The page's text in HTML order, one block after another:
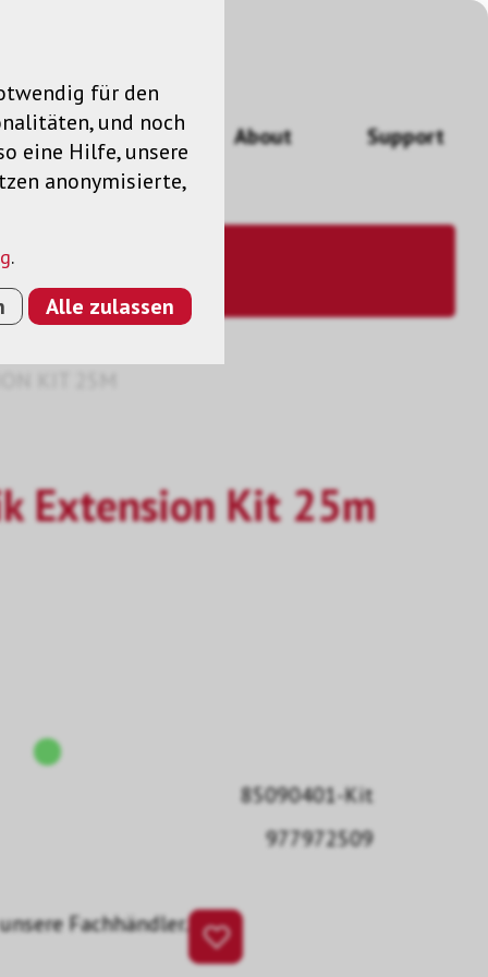
News About Support
Extension Kit 25m
85090401-Kit
977972509
Fachhändler.
für den
und noch
eine Hilfe, unsere
anonymisierte,
.
Alle zulassen